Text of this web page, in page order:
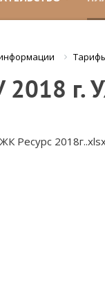
г.
Ресурс